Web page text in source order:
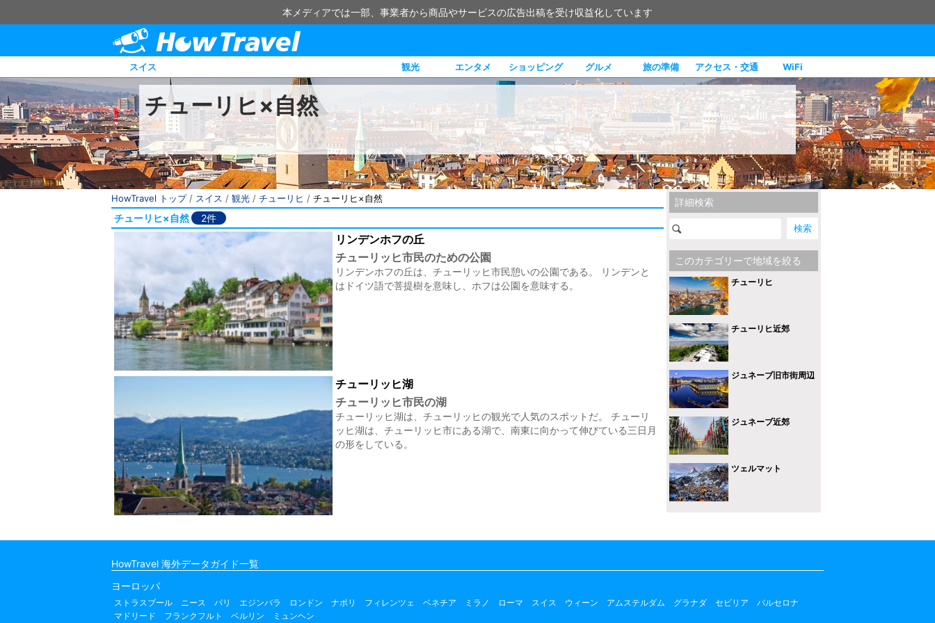
本メディアでは一部、事業者から商品やサービスの広告出稿を受け収益化しています
スイス 観光 エンタメ ショッピング グルメ 旅の準備 アクセス・交通 WiFi
チューリヒ×自然
詳細検索
このカテゴリーで地域を絞る
チューリヒ
チューリヒ近郊
ジュネーブ旧市街周辺
ジュネーブ近郊
ツェルマット
HowTravel トップ/ スイス / 観光 / チューリヒ / チューリヒ×自然
チューリヒ×自然 2件
リンデンホフの丘
チューリッヒ市民のための公園
リンデンホフの丘は、チューリッヒ市民憩いの公園である。 リンデンと
はドイツ語で菩提樹を意味し、ホフは公園を意味する。
チューリッヒ湖
チューリッヒ市民の湖
チューリッヒ湖は、チューリッヒの観光で人気のスポットだ。 チューリ
ッヒ湖は、チューリッヒ市にある湖で、南東に向かって伸びている三日月
の形をしている。
HowTravel 海外データガイド一覧
ヨーロッパ
ストラスブール ニース パリ エジンバラ ロンドン ナポリ フィレンツェ ベネチア ミラノ ローマ スイス ウィーン アムステルダム グラナダ セビリア
バルセロナ
マドリード
フランクフルト ベルリン ミュンヘン